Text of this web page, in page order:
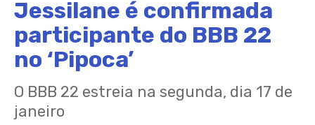
Jessilane é confirmada
participante do BBB 22
no ‘Pipoca’
O BBB 22 estreia na segunda, dia 17 de
janeiro